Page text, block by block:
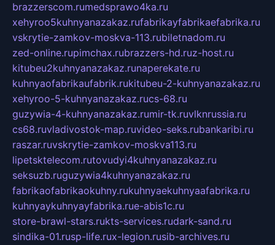
brazzerscom.rumedsprawo4ka.ru
xehyroo5kuhnyanazakaz.rufabrikayfabrikaefabrika.ru
vskrytie-zamkov-moskva-113.rubiletnadom.ru
zed-online.rupimchax.rubrazzers-hd.ruz-host.ru
kitubeu2kuhnyanazakaz.runaperekate.ru
kuhnyaofabrikaufabrik.rukitubeu-2-kuhnyanazakaz.ru
xehyroo-5-kuhnyanazakaz.rucs-68.ru
guzywia-4-kuhnyanazakaz.rumir-tk.ruvlknrussia.ru
cs68.ruvladivostok-map.ruvideo-seks.rubankaribi.ru
raszar.ruvskrytie-zamkov-moskva113.ru
lipetsktelecom.rutovudyi4kuhnyanazakaz.ru
seksuzb.ruguzywia4kuhnyanazakaz.ru
fabrikaofabrikaokuhny.rukuhnyaekuhnyaafabrika.ru
kuhnyaykuhnyayfabrika.rue-abis1c.ru
store-brawl-stars.rukts-services.rudark-sand.ru
sindika-01.rusp-life.rux-legion.rusib-archives.ru